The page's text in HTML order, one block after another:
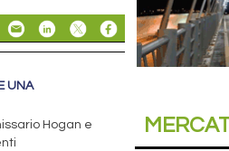
UNA
Hogan e